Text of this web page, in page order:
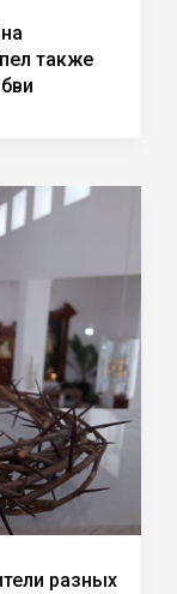
также
разных